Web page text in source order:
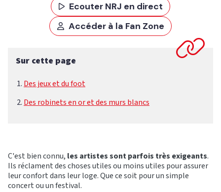
Ecouter NRJ en direct
Accéder à la Fan Zone
Sur cette page
Des jeux et du foot
Des robinets en or et des murs blancs
C'est bien connu, les artistes sont parfois très exigeants.
Ils réclament des choses utiles ou moins utiles pour assurer
leur confort dans leur loge. Que ce soit pour un simple
concert ou un festival.